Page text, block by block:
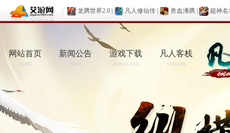
龙腾世界2.0 凡人修仙传 兽血沸腾 超神名
网站首页
HOME
新闻公告
NEWS
游戏下载
DOWNLOAD
凡人客栈
COLLEGE